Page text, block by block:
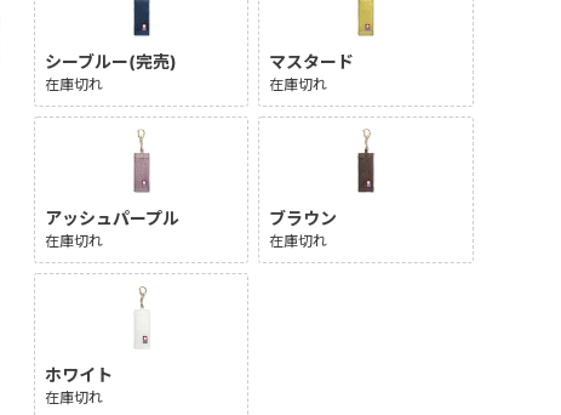
シーブルー(完売)
在庫切れ
マスタード
在庫切れ
アッシュパープル
在庫切れ
ブラウン
在庫切れ
ホワイト
在庫切れ